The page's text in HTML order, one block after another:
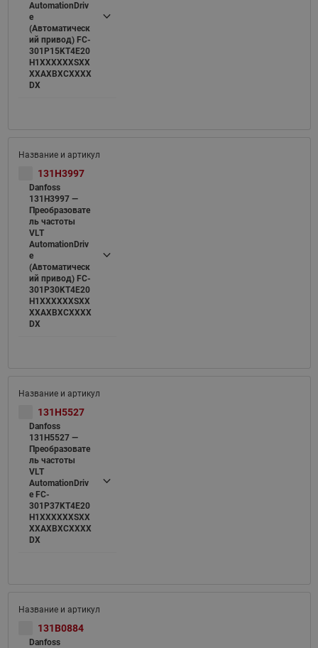
AutomationDriv
e
(Автоматическ
ий привод) FC-
301P15KT4E20
H1XXXXXXSXX
XXAXBXCXXXX
DX
131H3997
Danfoss
131H3997 —
Преобразовате
ль частоты
VLT
AutomationDriv
e
(Автоматическ
ий привод) FC-
301P30KT4E20
H1XXXXXXSXX
XXAXBXCXXXX
DX
131H5527
Danfoss
131H5527 —
Преобразовате
ль частоты
VLT
AutomationDriv
e FC-
301P37KT4E20
H1XXXXXXSXX
XXAXBXCXXXX
DX
131B0884
Danfoss